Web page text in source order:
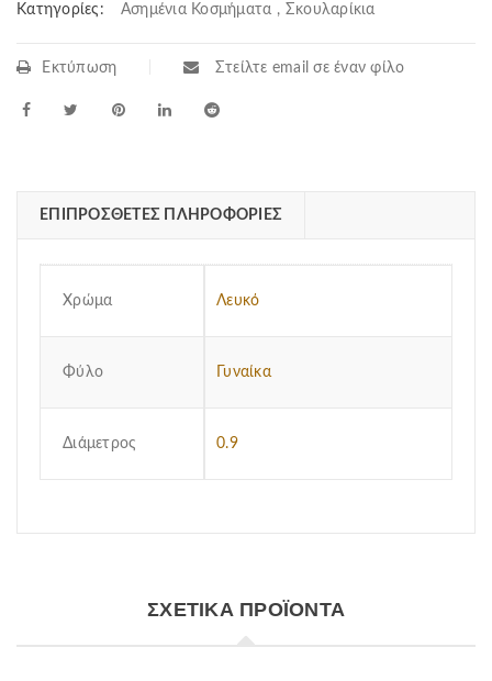
Κατηγορίες: Ασημένια Κοσμήματα , Σκουλαρίκια
Εκτύπωση Στείλτε email σε έναν φίλο
ΕΠΙΠΡΌΣΘΕΤΕΣ ΠΛΗΡΟΦΟΡΊΕΣ
Χρώμα Λευκό
Φύλο Γυναίκα
Διάμετρος 0.9
ΣΧΕΤΙΚΆ ΠΡΟΪΌΝΤΑ